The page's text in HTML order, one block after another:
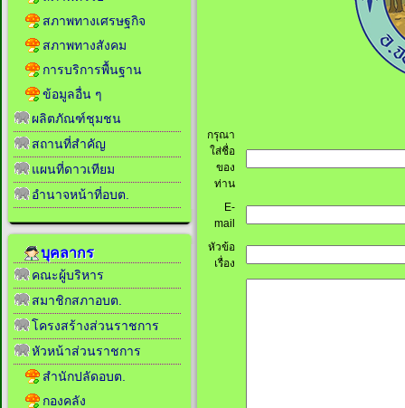
กรุณา
ใส่ชื่อ
ของ
ท่าน
E-
mail
หัวข้อ
เรื่อง
สภาพทางเศรษฐกิจ
สภาพทางสังคม
การบริการพื้นฐาน
ข้อมูลอื่น ๆ
ผลิตภัณฑ์ชุมชน
สถานที่สำคัญ
แผนที่ดาวเทียม
อำนาจหน้าที่อบต.
บุคลากร
คณะผู้บริหาร
สมาชิกสภาอบต.
โครงสร้างส่วนราชการ
หัวหน้าส่วนราชการ
สำนักปลัดอบต.
กองคลัง